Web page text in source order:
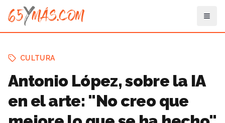
CULTURA
Antonio López, sobre la IA
en el arte: "No creo que